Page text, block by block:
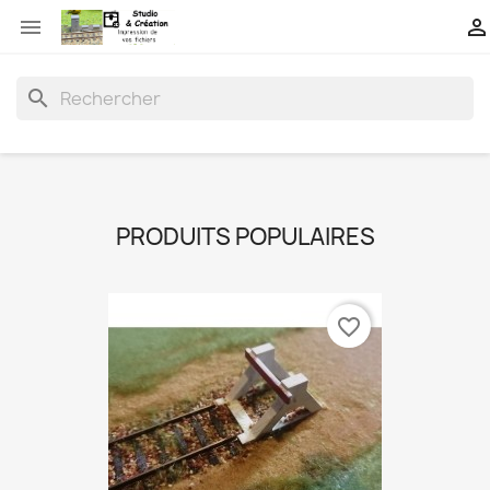
 
search
PRODUITS POPULAIRES
favorite_border